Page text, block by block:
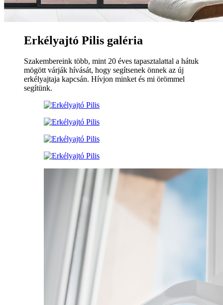
Erkélyajtó Pilis galéria
Szakembereink több, mint 20 éves tapasztalattal a hátuk
mögött várják hívását, hogy segítsenek önnek az új
erkélyajtaja kapcsán. Hívjon minket és mi örömmel
segítünk.